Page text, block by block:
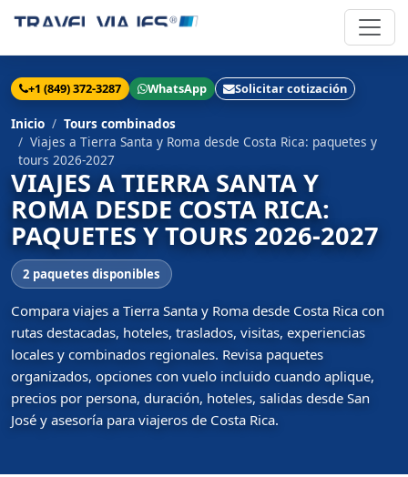
+1 (849) 372-3287 WhatsApp Solicitar cotización
Inicio
Tours combinados
Viajes a Tierra Santa y Roma desde Costa Rica: paquetes y
tours 2026-2027
VIAJES A TIERRA SANTA Y
ROMA DESDE COSTA RICA:
PAQUETES Y TOURS 2026-2027
2 paquetes disponibles
Compara viajes a Tierra Santa y Roma desde Costa Rica con
rutas destacadas, hoteles, traslados, visitas, experiencias
locales y combinados regionales. Revisa paquetes
organizados, opciones con vuelo incluido cuando aplique,
precios por persona, duración, hoteles, salidas desde San
José y asesoría para viajeros de Costa Rica.